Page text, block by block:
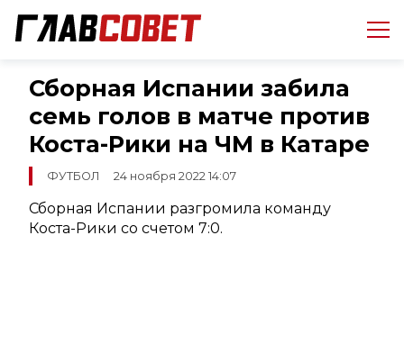
Сборная Испании забила
семь голов в матче против
Коста-Рики на ЧМ в Катаре
ФУТБОЛ 24 ноября 2022 14:07
Сборная Испании разгромила команду
Коста-Рики со счетом 7:0.